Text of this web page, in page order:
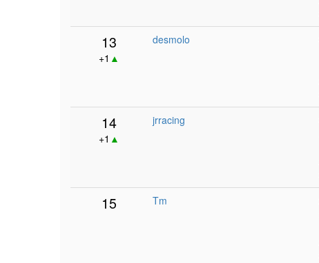
13
+1 ▲
desmolo
14
+1 ▲
jrracing
15 Tm